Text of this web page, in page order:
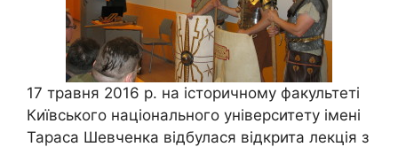
17 травня 2016 р. на історичному факультеті
Київського національного університету імені
Тараса Шевченка відбулася відкрита лекція з